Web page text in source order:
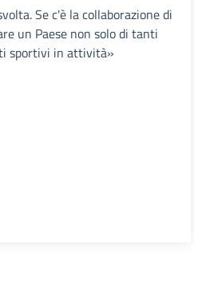
Se c'è la collaborazione di
un Paese non solo di tanti
sportivi in attività»